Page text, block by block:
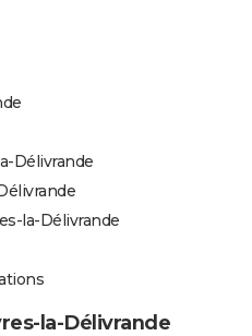
Délivrande
la-Délivrande
la-Délivrande